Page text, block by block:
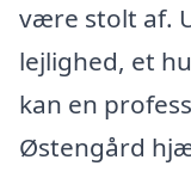
være stolt af.
lejlighed, et
kan en
Østengård